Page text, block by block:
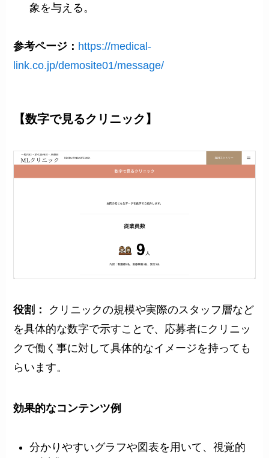
象を与える。
参考ページ： https://medical-
link.co.jp/demosite01/message/
【数字で見るクリニック】
役割：
クリニックの規模や実際のスタッフ層など
を具体的な数字で示すことで、応募者にクリニッ
クで働く事に対して具体的なイメージを持っても
らいます。
効果的なコンテンツ例
分かりやすいグラフや図表を用いて、視覚的